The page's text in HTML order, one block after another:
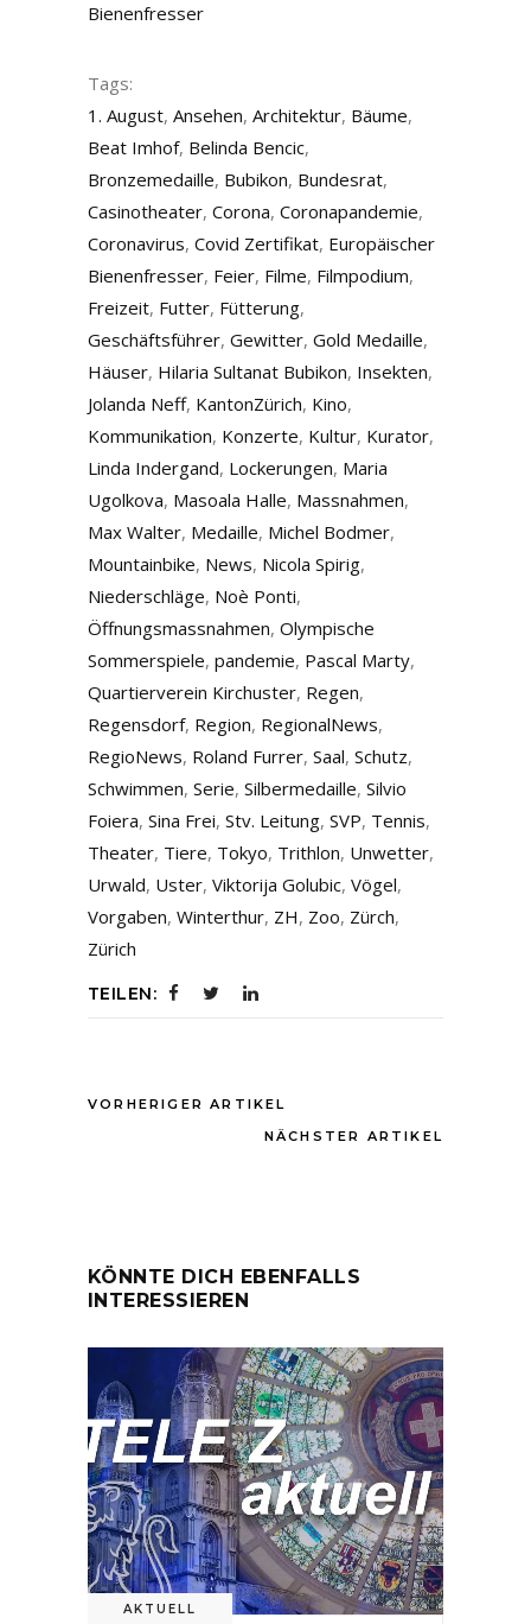
Bienenfresser
Tags:
1. August, Ansehen, Architektur, Bäume,
Beat Imhof, Belinda Bencic,
Bronzemedaille, Bubikon, Bundesrat,
Casinotheater, Corona, Coronapandemie,
Coronavirus, Covid Zertifikat, Europäischer
Bienenfresser, Feier, Filme, Filmpodium,
Freizeit, Futter, Fütterung,
Geschäftsführer, Gewitter, Gold Medaille,
Häuser, Hilaria Sultanat Bubikon, Insekten,
Jolanda Neff, KantonZürich, Kino,
Kommunikation, Konzerte, Kultur, Kurator,
Linda Indergand, Lockerungen, Maria
Ugolkova, Masoala Halle, Massnahmen,
Max Walter, Medaille, Michel Bodmer,
Mountainbike, News, Nicola Spirig,
Niederschläge, Noè Ponti,
Öffnungsmassnahmen, Olympische
Sommerspiele, pandemie, Pascal Marty,
Quartierverein Kirchuster, Regen,
Regensdorf, Region, RegionalNews,
RegioNews, Roland Furrer, Saal, Schutz,
Schwimmen, Serie, Silbermedaille, Silvio
Foiera, Sina Frei, Stv. Leitung, SVP, Tennis,
Theater, Tiere, Tokyo, Trithlon, Unwetter,
Urwald, Uster, Viktorija Golubic, Vögel,
Vorgaben, Winterthur, ZH, Zoo, Zürch,
Zürich
TEILEN:
VORHERIGER ARTIKEL
NÄCHSTER ARTIKEL
KÖNNTE DICH EBENFALLS
INTERESSIEREN
AKTUELL